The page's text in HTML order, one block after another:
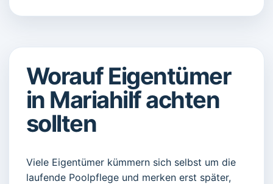
Worauf Eigentümer
in Mariahilf achten
sollten
Viele Eigentümer kümmern sich selbst um die
laufende Poolpflege und merken erst später,